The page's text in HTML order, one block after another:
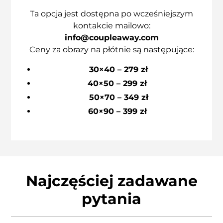
Ta opcja jest dostępna po wcześniejszym
kontakcie mailowo:
info@coupleaway.com
Ceny za obrazy na płótnie są następujące:
30×40 – 279 zł
40×50 – 299 zł
50×70 – 349 zł
60×90 – 399 zł
Najczęściej zadawane
pytania